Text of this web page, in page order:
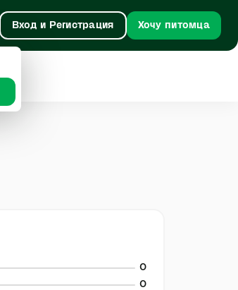
Вход и Регистрация Хочу питомца
0
0